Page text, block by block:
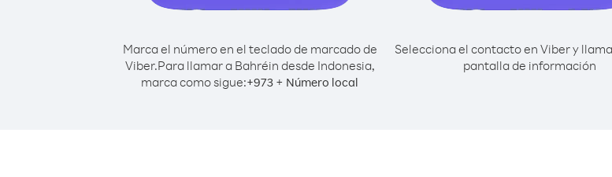
Marca el número en el teclado de marcado de
Viber.Para llamar a Bahréin desde Indonesia,
marca como sigue:+973 + Número local
Selecciona el contacto en Viber y
pantalla de información